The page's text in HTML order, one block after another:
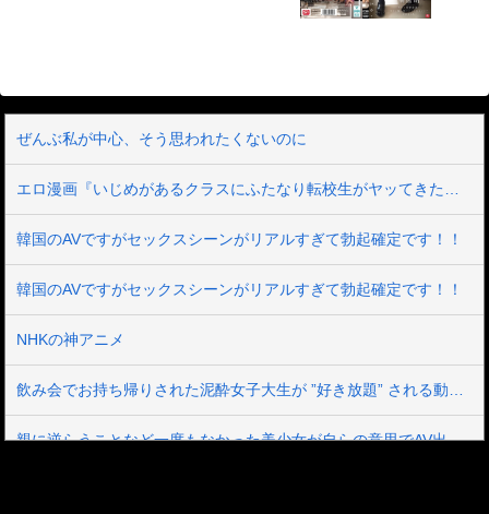
ぜんぶ私が中心、そう思われたくないのに
韓国のAVですがセックスシーンがリアルすぎて勃起確定です！！
韓国のAVですがセックスシーンがリアルすぎて勃起確定です！！
NHKの神アニメ
親に逆らうことなど一度もなかった美少女が自らの意思でAV出演 箱入りお嬢様の中に21年間、封印されていたいびつな性的妄想が爆発 憧れ続けた被虐プレイに涙目で歓喜のマゾアクメ 真宮しおり